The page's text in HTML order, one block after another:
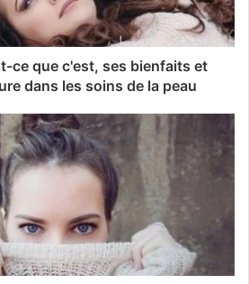
ce que c'est, ses bienfaits et
dans les soins de la peau